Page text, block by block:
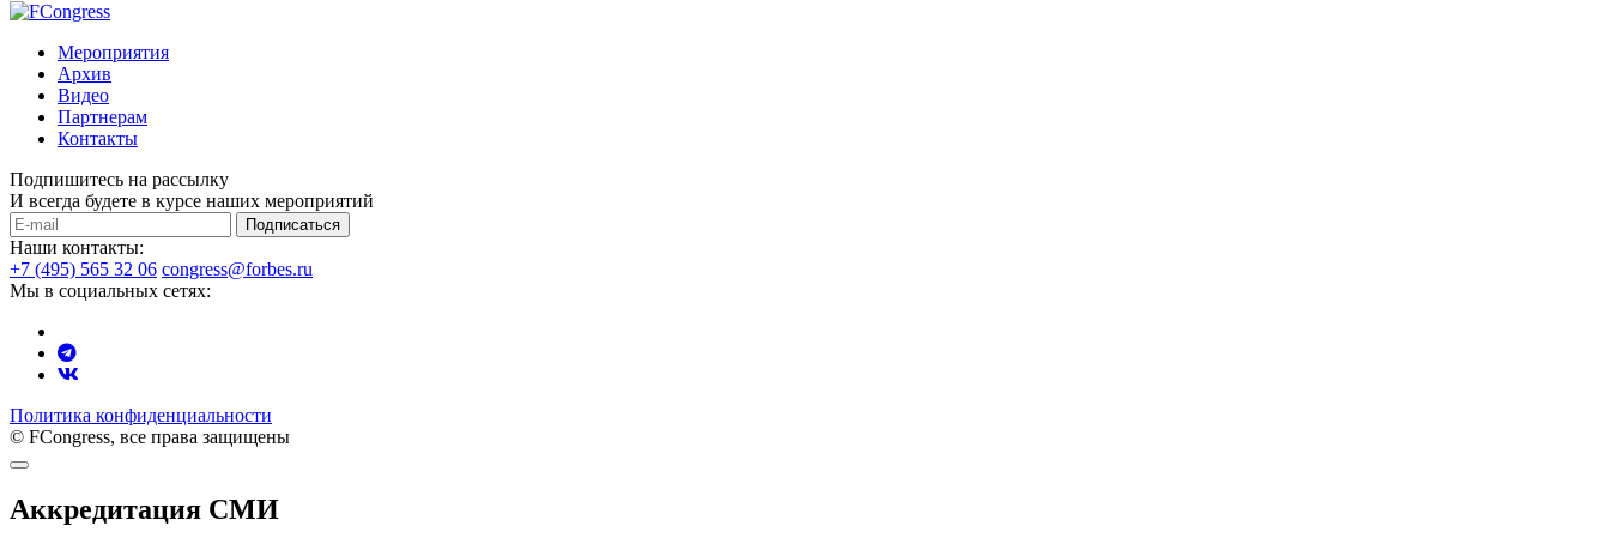
Мероприятия
Архив
Видео
Партнерам
Контакты
Подпишитесь на рассылку
И всегда будете в курсе наших мероприятий
Подписаться
Наши контакты:
+7 (495) 565 32 06 congress@forbes.ru
Мы в социальных сетях:
Политика конфиденциальности
© FCongress, все права защищены
Аккредитация СМИ